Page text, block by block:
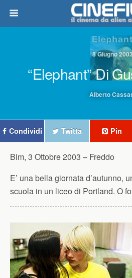
8 Giugno
“Elephant” Di
Alberto
Condividi Twitta Pin
Bim, 3 Ottobre 2003 – Freddo
E’ una bella giornata d’autunno,
scuola in un liceo di Portland. O